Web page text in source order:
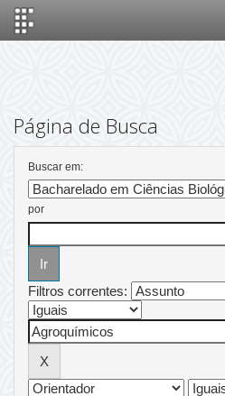
Página de Busca
Buscar em:
por
Filtros correntes: